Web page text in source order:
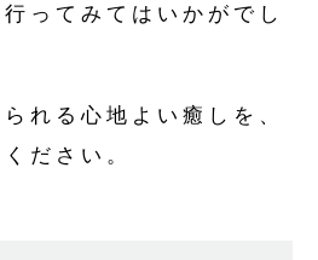
ってみてはいかがでし
れる心地よい癒しを、
ださい。